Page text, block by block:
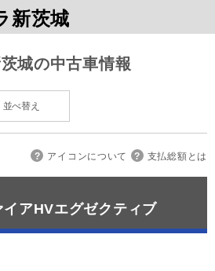
新茨城
城の中古車情報
並べ替え
アイコンについて 支払総額とは
イアHVエグゼクティブ